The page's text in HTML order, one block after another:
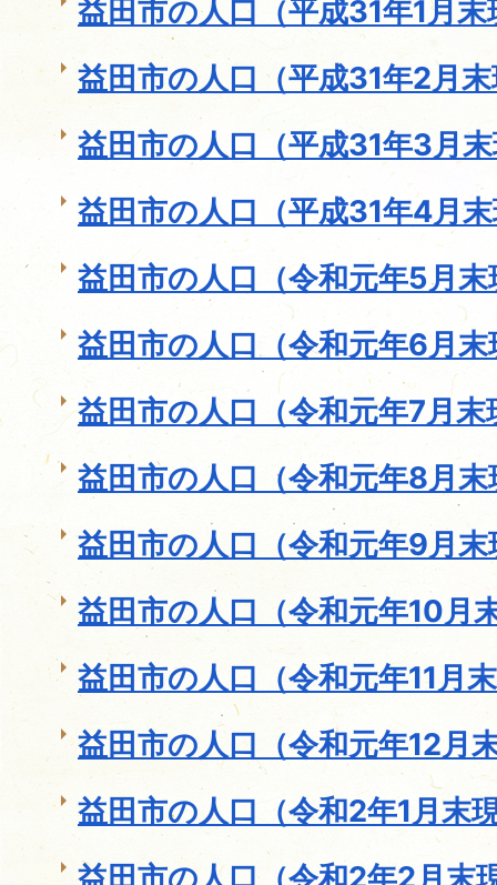
益田市の人口（平成31年1月末
益田市の人口（平成31年2月
益田市の人口（平成31年3月
益田市の人口（平成31年4月
益田市の人口（令和元年5月末
益田市の人口（令和元年6月末
益田市の人口（令和元年7月末
益田市の人口（令和元年8月末
益田市の人口（令和元年9月
益田市の人口（令和元年10月
益田市の人口（令和元年11月
益田市の人口（令和元年12月
益田市の人口（令和2年1月末